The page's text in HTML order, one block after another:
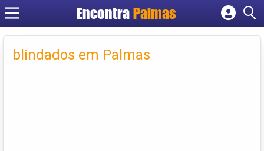
Encontra Palmas
Cadastrar empresa
Criar conta
blindados em Palmas